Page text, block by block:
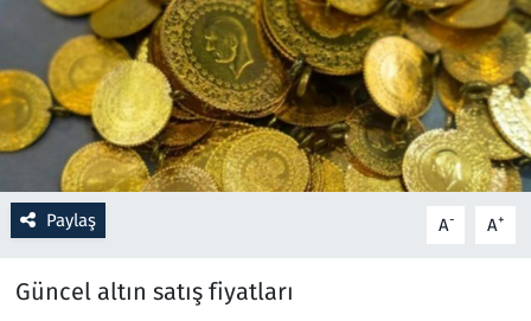
Paylaş A- A+
Güncel altın satış fiyatları
Resmi İlanlar
Rüya Tabirleri
Sağlık
Savunma Sanayi